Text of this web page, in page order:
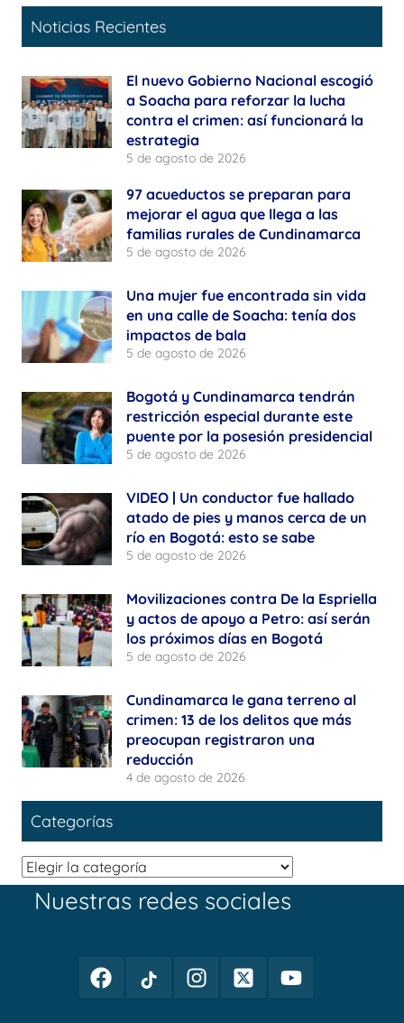
Noticias Recientes
El nuevo Gobierno Nacional escogió
a Soacha para reforzar la lucha
contra el crimen: así funcionará la
estrategia
5 de agosto de 2026
97 acueductos se preparan para
mejorar el agua que llega a las
familias rurales de Cundinamarca
5 de agosto de 2026
Una mujer fue encontrada sin vida
en una calle de Soacha: tenía dos
impactos de bala
5 de agosto de 2026
Bogotá y Cundinamarca tendrán
restricción especial durante este
puente por la posesión presidencial
5 de agosto de 2026
VIDEO | Un conductor fue hallado
atado de pies y manos cerca de un
río en Bogotá: esto se sabe
5 de agosto de 2026
Movilizaciones contra De la Espriella
y actos de apoyo a Petro: así serán
los próximos días en Bogotá
5 de agosto de 2026
Cundinamarca le gana terreno al
crimen: 13 de los delitos que más
preocupan registraron una
reducción
4 de agosto de 2026
Categorías
Categorías
Nuestras redes sociales
Facebook
Periodismo
TikTok
Periodismo
InstagramTwitterYoutube